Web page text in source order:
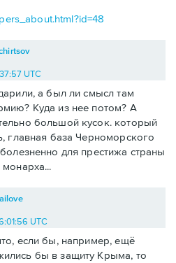
UTC
а был ли смысл там
Куда из нее потом? А
большой кусок. который
главная база Черноморского
для престижа страны
UTC
если бы, например, ещё
бы в защиту Крыма, то